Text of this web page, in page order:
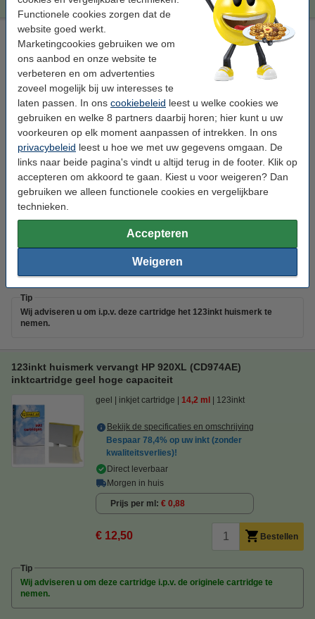
Functionele cookies zorgen dat de
website goed werkt.
Marketingcookies gebruiken we om
ons aanbod en onze website te
verbeteren en om advertenties
zoveel mogelijk bij uw interesses te
laten passen. In ons cookiebeleid leest u welke cookies we
gebruiken en welke 8 partners daarbij horen; hier kunt u uw
voorkeuren op elk moment aanpassen of intrekken. In ons
privacybeleid leest u hoe we met uw gegevens omgaan. De
links naar beide pagina's vindt u altijd terug in de footer. Klik op
accepteren om akkoord te gaan. Kiest u voor weigeren? Dan
gebruiken we alleen functionele cookies en vergelijkbare
technieken.
Accepteren
Weigeren
HP 920XL (CD974AE) inktcartridge geel hoge capaciteit
(origineel)
geel inkjet cartridge ± 700 pagina's
Direct leverbaar
Morgen in huis
Prijs per ml € 4,08
€ 24,50 Bestellen
Bespaar op uw afdrukkosten. Én met7 ml meer
123inkt huismerk vervangt HP 920XL (CD974AE)
inktcartridge geel hoge capaciteit
Tip
Wij adviseren u om i.p.v. deze cartridge het 123inkt huismerk te
nemen.
123inkt huismerk vervangt HP 920XL (CD974AE)
inktcartridge geel hoge capaciteit
geel inkjet cartridge 14,2 ml 123inkt
Bekijk de specificaties en omschrijving
Bespaar 78,4% op uw inkt (zonder
kwaliteitsverlies)!
Direct leverbaar
Morgen in huis
Prijs per ml € 0,88
€ 12,50 Bestellen
Tip
Wij adviseren u om deze cartridge i.p.v. de originele cartridge te
nemen.